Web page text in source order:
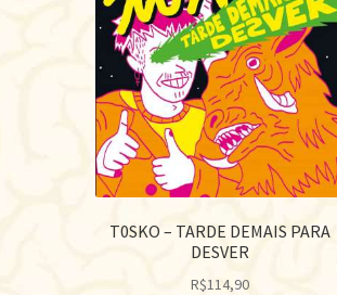
T0SKO – TARDE DEMAIS PARA
DESVER
R$114,90